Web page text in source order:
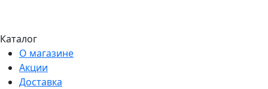
Каталог
О магазине
Акции
Доставка